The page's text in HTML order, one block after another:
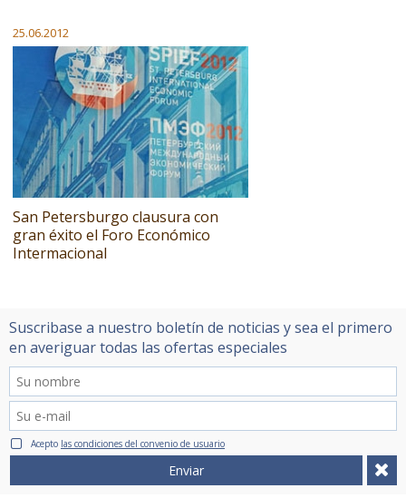
25.06.2012
San Petersburgo clausura con
gran éxito el Foro Económico
Intermacional
Suscribase a nuestro boletín de noticias y sea el primero
en averiguar todas las ofertas especiales
Acepto las condiciones del convenio de usuario
Enviar